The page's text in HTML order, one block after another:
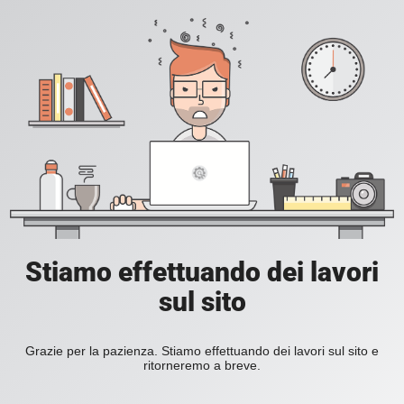
Stiamo effettuando dei lavori
sul sito
Grazie per la pazienza. Stiamo effettuando dei lavori sul sito e
ritorneremo a breve.